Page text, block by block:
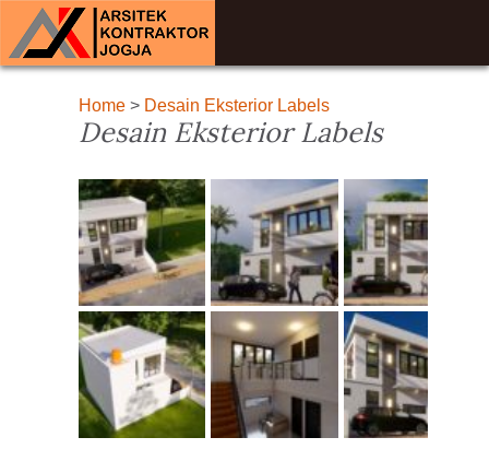
Home> Desain Eksterior Labels
Desain Eksterior Labels